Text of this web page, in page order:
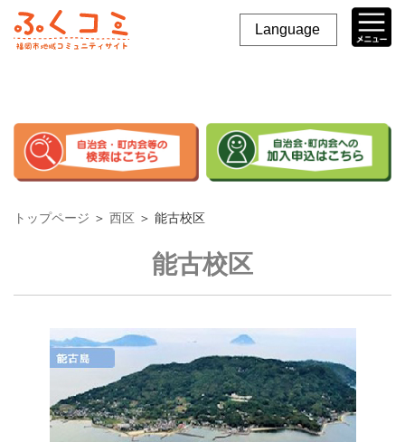
Language
トップページ ＞ 西区 ＞ 能古校区
能古校区